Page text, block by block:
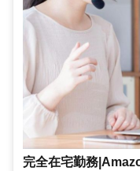
完全在宅勤務